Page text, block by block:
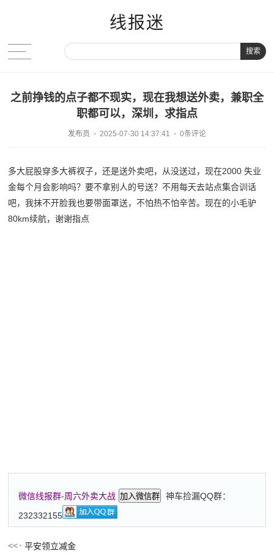
线报迷
搜索
之前挣钱的点子都不现实，现在我想送外卖，兼职全
职都可以，深圳，求指点
发布员 2025-07-30 14:37:41 0条评论
多大屁股穿多大裤衩子，还是送外卖吧，从没送过，现在2000 失业
金每个月会影响吗？要不拿别人的号送？不用每天去站点集合训话
吧，我抹不开脸我也要带面罩送，不怕热不怕辛苦。现在的小毛驴
80km续航，谢谢指点
微信线报群-周六外卖大战 加入微信群
神车捡漏QQ群：
232332155
平安领立减金